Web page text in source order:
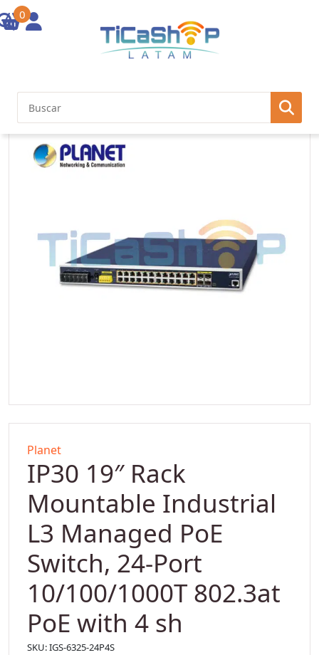
0
L3 Managed PoE Switch, 24-Port 10/100/1000T 802.3at PoE with 4 sh
Planet
IP30 19″ Rack
Mountable Industrial
L3 Managed PoE
Switch, 24-Port
10/100/1000T 802.3at
PoE with 4 sh
SKU:IGS-6325-24P4S